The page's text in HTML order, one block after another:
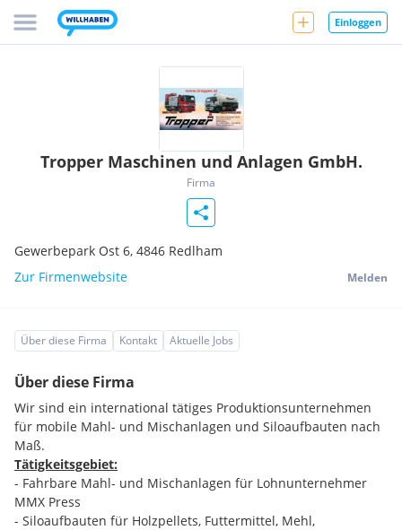
Einloggen
Tropper Maschinen und Anlagen GmbH.
Firma
Gewerbepark Ost 6, 4846 Redlham
Zur Firmenwebsite
Melden
Über diese Firma Kontakt Aktuelle Jobs
Über diese Firma
Wir sind ein international tätiges Produktionsunternehmen
für mobile Mahl- und Mischanlagen und Siloaufbauten nach
Maß.
Tätigkeitsgebiet:
- Fahrbare Mahl- und Mischanlagen für Lohnunternehmer
MMX Press
- Siloaufbauten für Holzpellets, Futtermittel, Mehl,